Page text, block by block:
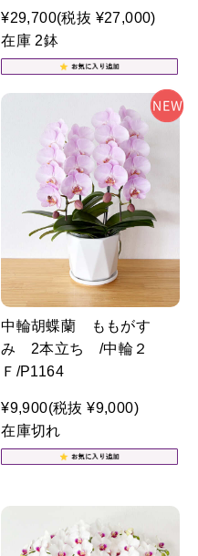
¥29,700(税抜 ¥27,000)
在庫 2鉢
中輪胡蝶蘭 ももがす
み 2本立ち /中輪２
Ｆ/P1164
¥9,900(税抜 ¥9,000)
在庫切れ